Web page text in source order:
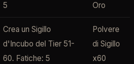
5
Oro
Crea un Sigillo
d'Incubo del Tier 51-
60. Fatiche: 5
Polvere
di Sigillo
x60